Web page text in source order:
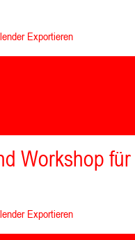
Exportieren
Workshop
Exportieren